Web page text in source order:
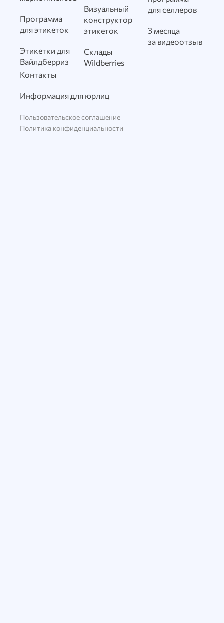
Программа
для этикеток
Этикетки для
Вайлдберриз
Визуальный
конструктор
этикеток
Склады
Wildberries
для селлеров
3 месяца
за видеоотзыв
Контакты
Информация для юрлиц
Пользовательское соглашение
Политика конфиденциальности